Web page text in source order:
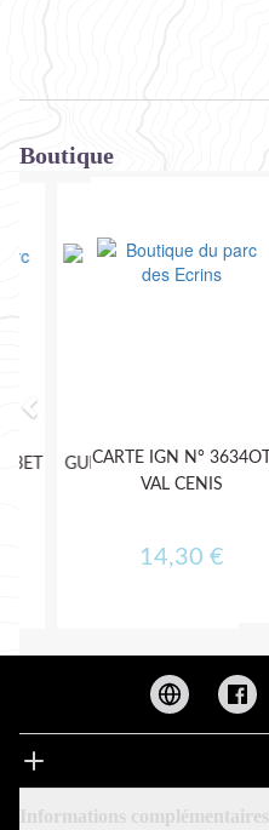
Boutique
Informations complémentaires